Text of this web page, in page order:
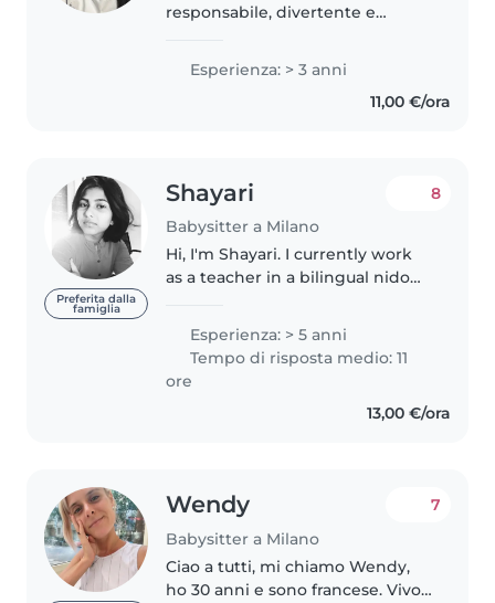
responsabile, divertente e
tutte le età. Parlo italiano,
spagnolo e arabo. Ho esperienza..
Esperienza: > 3 anni
11,00 €/ora
Preferita dalla
famiglia
Shayari
Babysitter a Milano
8
Hi, I'm Shayari. I currently work
as a teacher in a bilingual nido
and support the development of
young children every day.
Alongside my teaching role,..
Esperienza: > 5 anni
Tempo di risposta medio: 11
ore
13,00 €/ora
Wendy
Babysitter a Milano
7
Ciao a tutti, mi chiamo Wendy,
ho 30 anni e sono francese. Vivo